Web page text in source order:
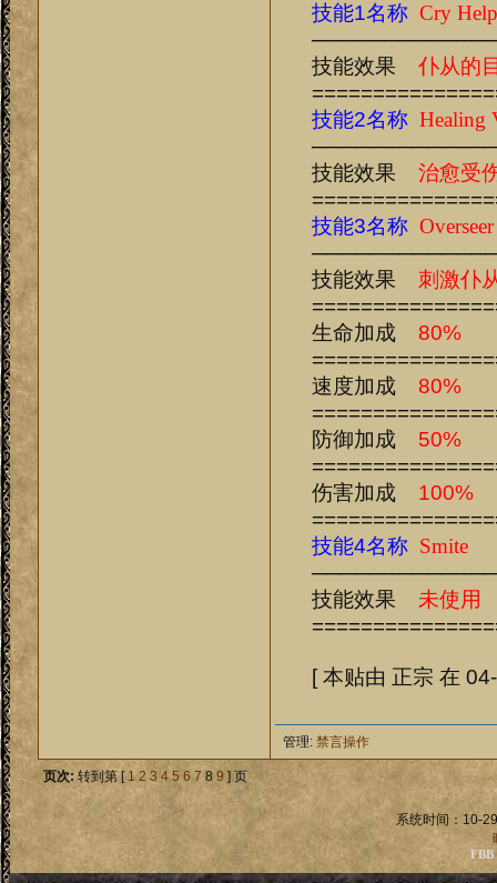
技能1名称 Cry Help
技能效果 仆从的
技能2名称 Healing
技能效果 治愈受
技能3名称
技能效果 刺激仆
生命加成 80%
速度加成 80%
防御加成 50%
伤害加成 100%
技能4名称 Smite
技能效果 未使用
[ 本贴由 正宗 在
管理: 禁言操作
页次:转到第 [1 2 3 4 5 6 7 8 9 ] 页
系统时间：10-
FBB